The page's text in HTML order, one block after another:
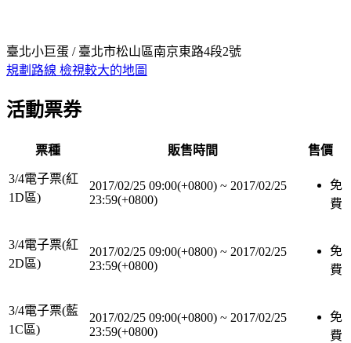
臺北小巨蛋 / 臺北市松山區南京東路4段2號
規劃路線 檢視較大的地圖
活動票券
票種 販售時間 售價
3/4電子票(紅
1D區)
2017/02/25 09:00(+0800) ~ 2017/02/25
23:59(+0800)
免
費
3/4電子票(紅
2D區)
2017/02/25 09:00(+0800) ~ 2017/02/25
23:59(+0800)
免
費
3/4電子票(藍
1C區)
2017/02/25 09:00(+0800) ~ 2017/02/25
23:59(+0800)
免
費